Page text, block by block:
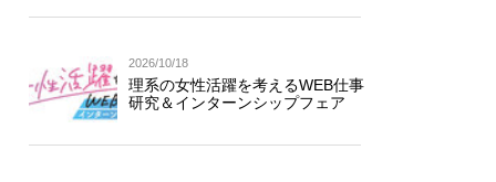
2026/10/18
理系の女性活躍を考えるWEB仕事
研究＆インターンシップフェア